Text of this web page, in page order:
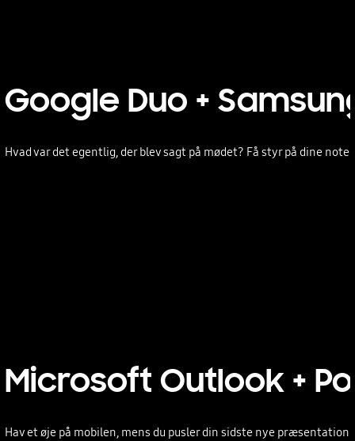
Google Duo +
Hvad var det egentlig, der blev sagt på mødet? Få styr på dine
Microsoft Outlook +
Hav et øje på mobilen, mens du pusler din sidste nye